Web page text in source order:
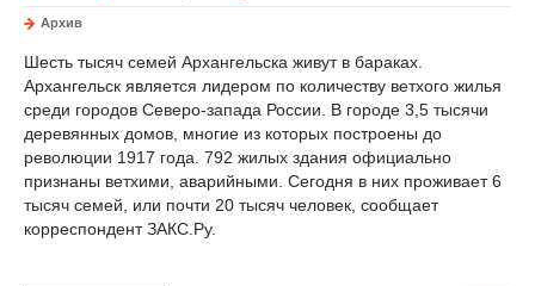
Архив
Шесть тысяч семей Архангельска живут в бараках.
Архангельск является лидером по количеству ветхого жилья
среди городов Северо-запада России. В городе 3,5 тысячи
деревянных домов, многие из которых построены до
революции 1917 года. 792 жилых здания официально
признаны ветхими, аварийными. Сегодня в них проживает 6
тысяч семей, или почти 20 тысяч человек, сообщает
корреспондент ЗАКС.Ру.